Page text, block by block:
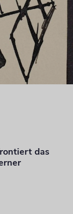
das